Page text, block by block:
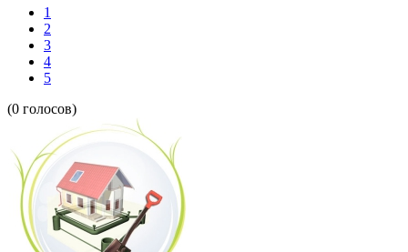
1
2
3
4
5
(0 голосов)